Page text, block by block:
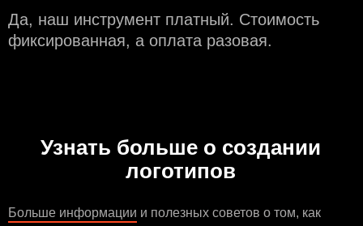
Да, наш инструмент платный. Стоимость
фиксированная, а оплата разовая.
Узнать больше о создании
логотипов
Больше информации и полезных советов о том, как